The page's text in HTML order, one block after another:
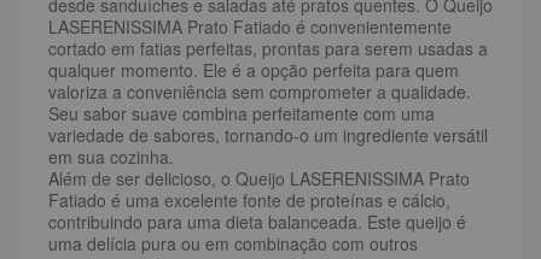
desde sanduíches e saladas até pratos quentes. O Queijo
LASERENISSIMA Prato Fatiado é convenientemente
cortado em fatias perfeitas, prontas para serem usadas a
qualquer momento. Ele é a opção perfeita para quem
valoriza a conveniência sem comprometer a qualidade.
Seu sabor suave combina perfeitamente com uma
variedade de sabores, tornando-o um ingrediente versátil
em sua cozinha.
Além de ser delicioso, o Queijo LASERENISSIMA Prato
Fatiado é uma excelente fonte de proteínas e cálcio,
contribuindo para uma dieta balanceada. Este queijo é
uma delícia pura ou em combinação com outros